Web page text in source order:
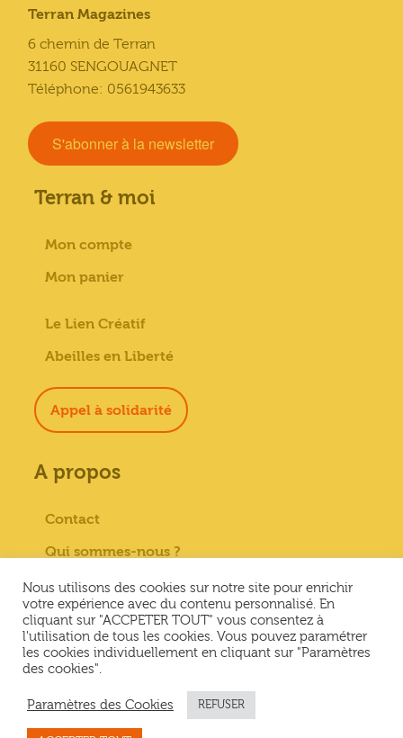
Terran Magazines
6 chemin de Terran
31160 SENGOUAGNET
Téléphone: 0561943633
S'abonner à la newsletter
Terran & moi
Mon compte
Mon panier
Le Lien Créatif
Abeilles en Liberté
Appel à solidarité
A propos
Contact
Qui sommes-nous ?
Paiement sécurisé
Mentions Légales
Conditions générales de vente
Politique de confidentialité
Nous utilisons des cookies sur notre site pour enrichir
votre expérience avec du contenu personnalisé. En
cliquant sur "ACCPETER TOUT" vous consentez à
l'utilisation de tous les cookies. Vous pouvez paramétrer
les cookies individuellement en cliquant sur "Paramètres
des cookies".
Paramètres des Cookies REFUSER